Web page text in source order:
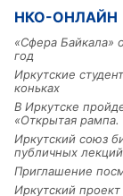
НКО-ОНЛАЙН
«Сфера Байкала»
год
Иркутские
коньках
В Иркутске
«Открытая рампа.
Иркутский союз
публичных
Приглашение
Иркутский